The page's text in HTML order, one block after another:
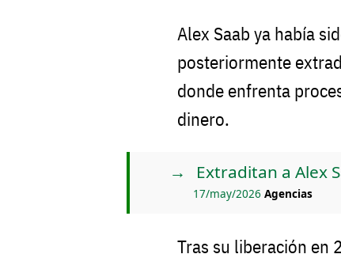
Alex Saab ya había
posteriormente
donde enfrenta
dinero.
Extraditan a Alex
17/may/2026 Agencias
Tras su liberación en